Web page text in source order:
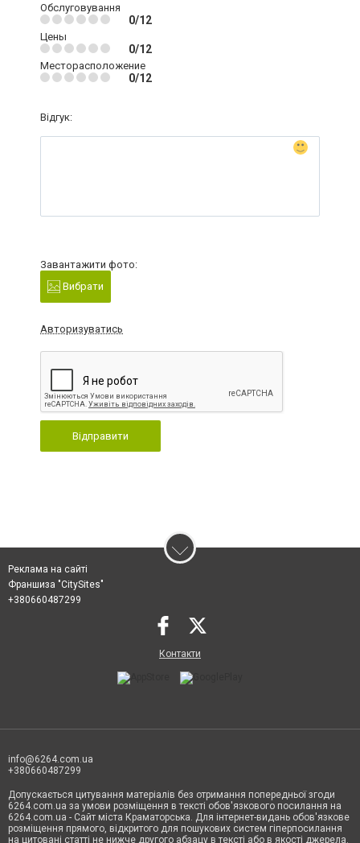
Обслуговування
0/12
Цены
0/12
Месторасположение
0/12
Відгук:
Завантажити фото:
Вибрати
Авторизуватись
Відправити
Реклама на сайті
Франшиза "CitySites"
+380660487299
Контакти
info@6264.com.ua
+380660487299
Допускається цитування матеріалів без отримання попередньої згоди
6264.com.ua за умови розміщення в тексті обов'язкового посилання на
6264.com.ua - Сайт міста Краматорська. Для інтернет-видань обов'язкове
розміщення прямого, відкритого для пошукових систем гіперпосилання
на цитовані статті не нижче другого абзацу в тексті або в якості джерела.